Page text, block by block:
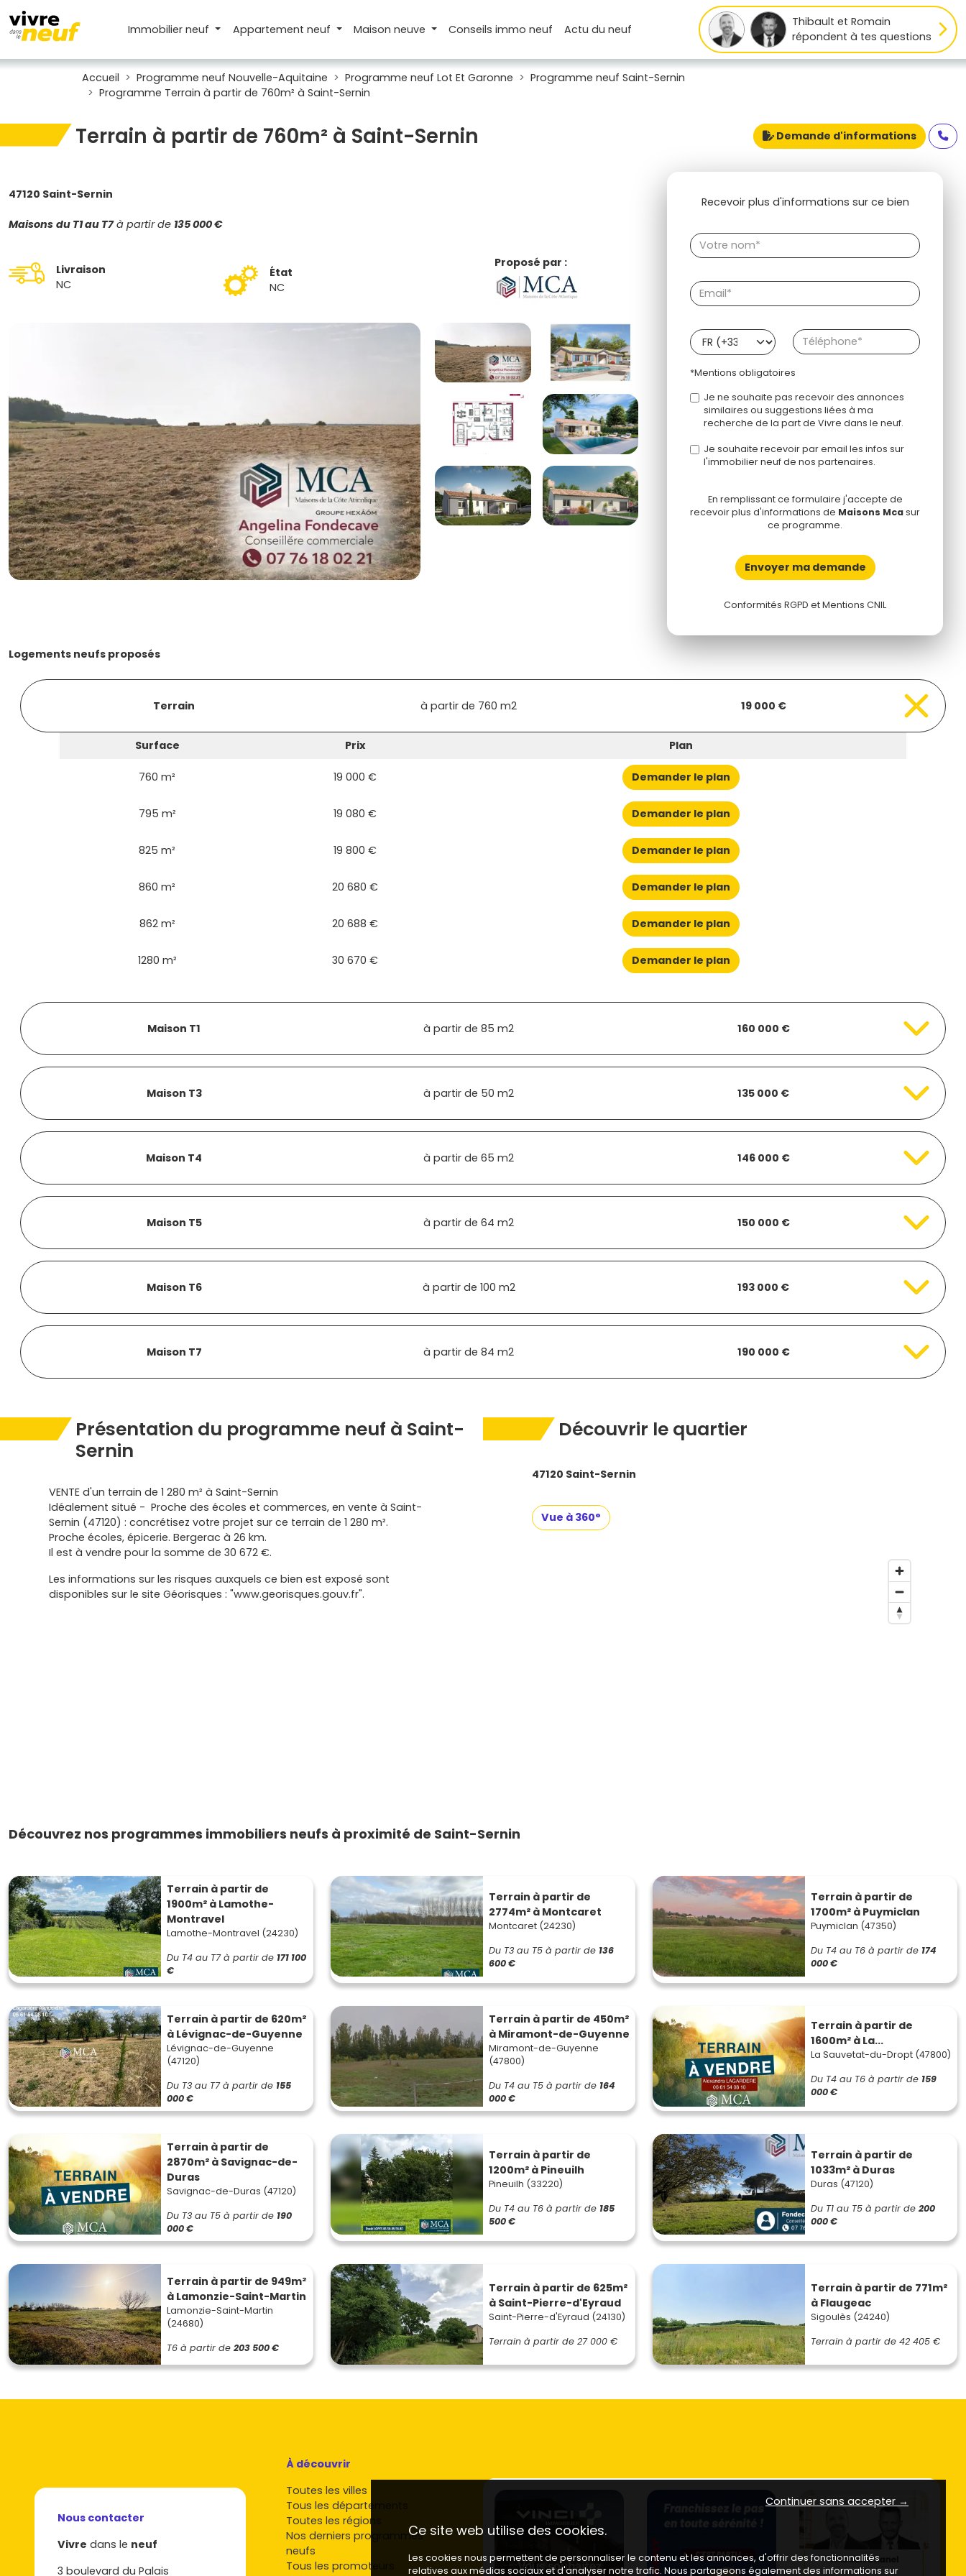
Immobilier neuf Appartement neuf Maison neuve Conseilsimmo neuf Actudu neuf
Thibault et Romain
répondent à tes questions
Accueil Programme neuf Nouvelle-Aquitaine Programme neuf Lot Et Garonne
Programme neuf Saint-Sernin
Programme Terrain à partir de 760m² à Saint-Sernin
Terrain à partir de 760m² à Saint-Sernin Demande d'informations
47120 Saint-Sernin
Maisons du T1 au T7 à partir de 135 000 €
Livraison
NC
État
NC
Proposé par :
Recevoir plus d'informations sur ce bien
*Mentions obligatoires
Je ne souhaite pas recevoir des annonces
similaires ou suggestions liées à ma
recherche de la part de Vivre dans le neuf.
Je souhaite recevoir par email les infos sur
l'immobilier neuf de nos partenaires.
En remplissant ce formulaire j'accepte de
recevoir plus d'informations de Maisons Mcasur
ce programme.
Envoyer ma demande
Conformités RGPD et Mentions CNIL
Logements neufs proposés
Terrain à partir de 760 m2 19 000 €
Surface Prix Plan
760 m² 19 000 € Demander le plan
795 m² 19 080 € Demander le plan
825 m² 19 800 € Demander le plan
860 m² 20 680 € Demander le plan
862 m² 20 688 € Demander le plan
1280 m² 30 670 € Demander le plan
Maison T1 à partir de 85 m2 160 000 €
Maison T3 à partir de 50 m2 135 000 €
Maison T4 à partir de 65 m2 146 000 €
Maison T5 à partir de 64 m2 150 000 €
Maison T6 à partir de 100 m2 193 000 €
Maison T7 à partir de 84 m2 190 000 €
Présentation du programme neuf à Saint-
Sernin
VENTE d'un terrain de 1 280 m² à Saint-Sernin
Idéalement situé - Proche des écoles et commerces, en vente à Saint-
Sernin (47120) : concrétisez votre projet sur ce terrain de 1 280 m².
Proche écoles, épicerie. Bergerac à 26 km.
Il est à vendre pour la somme de 30 672 €.
Les informations sur les risques auxquels ce bien est exposé sont
disponibles sur le site Géorisques : "www.georisques.gouv.fr".
Découvrir le quartier
47120 Saint-Sernin
Vue à 360°
Découvrez nos programmes immobiliers neufs à proximité de Saint-Sernin
Terrain à partir de
1900m² à Lamothe-
Montravel
Lamothe-Montravel (24230)
Du T4 au T7 à partir de 171 100
€
Terrain à partir de
2774m² à Montcaret
Montcaret (24230)
Du T3 au T5 à partir de 136
600 €
Terrain à partir de
1700m² à Puymiclan
Puymiclan (47350)
Du T4 au T6 à partir de 174
000 €
Terrain à partir de 620m²
à Lévignac-de-Guyenne
Lévignac-de-Guyenne
(47120)
Du T3 au T7 à partir de 155
000 €
Terrain à partir de 450m²
à Miramont-de-Guyenne
Miramont-de-Guyenne
(47800)
Du T4 au T5 à partir de 164
000 €
Terrain à partir de
1600m² à La...
La Sauvetat-du-Dropt (47800)
Du T4 au T6 à partir de 159
000 €
Terrain à partir de
2870m² à Savignac-de-
Duras
Savignac-de-Duras (47120)
Du T3 au T5 à partir de 190
000 €
Terrain à partir de
1200m² à Pineuilh
Pineuilh (33220)
Du T4 au T6 à partir de 185
500 €
Terrain à partir de
1033m² à Duras
Duras (47120)
Du T1 au T5 à partir de 200
000 €
Terrain à partir de 949m²
à Lamonzie-Saint-Martin
Lamonzie-Saint-Martin
(24680)
T6 à partir de 203 500 €
Terrain à partir de 625m²
à Saint-Pierre-d'Eyraud
Saint-Pierre-d'Eyraud (24130)
Terrain à partir de 27 000 €
Terrain à partir de 771m²
à Flaugeac
Sigoulès (24240)
Terrain à partir de 42 405 €
Nous contacter
Vivre dans le neuf
3 boulevard du Palais
À découvrir
Toutes les villes
Tous les départements
Toutes les régions
Nos derniers programmes
neufs
Tous les promoteurs
Continuer sans accepter →
Ce site web utilise des cookies.
Les cookies nous permettent de personnaliser le contenu et les annonces, d'offrir des fonctionnalités
relatives aux médias sociaux et d'analyser notre trafic. Nous partageons également des informations sur